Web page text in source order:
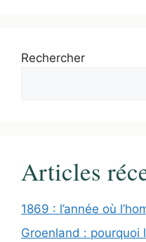
Rechercher
Articles
1869 : l’année où
Groenland : pourquoi